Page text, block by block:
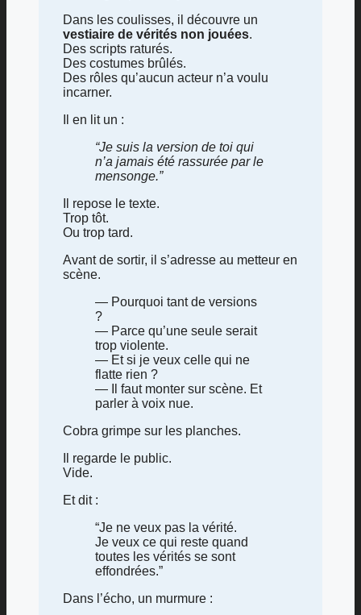
Dans les coulisses, il découvre un
vestiaire de vérités non jouées.
Des scripts raturés.
Des costumes brûlés.
Des rôles qu’aucun acteur n’a voulu
incarner.
Il en lit un :
“Je suis la version de toi qui
n’a jamais été rassurée par le
mensonge.”
Il repose le texte.
Trop tôt.
Ou trop tard.
Avant de sortir, il s’adresse au metteur en
scène.
— Pourquoi tant de versions
?
— Parce qu’une seule serait
trop violente.
— Et si je veux celle qui ne
flatte rien ?
— Il faut monter sur scène. Et
parler à voix nue.
Cobra grimpe sur les planches.
Il regarde le public.
Vide.
Et dit :
“Je ne veux pas la vérité.
Je veux ce qui reste quand
toutes les vérités se sont
effondrées.”
Dans l’écho, un murmure :